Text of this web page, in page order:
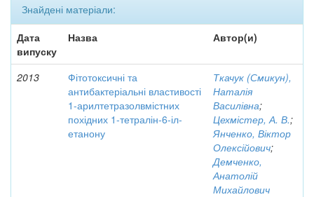
Знайдені матеріали:
Дата
випуску
Назва Автор(и)
2013
Фітотоксичні та
антибактеріальні властивості
1-арилтетразолвмістних
похідних 1-тетралін-6-іл-
етанону
Ткачук (Смикун),
Наталія
Василівна;
Цехмістер, А. В.;
Янченко, Віктор
Олексійович;
Демченко,
Анатолій
Михайлович